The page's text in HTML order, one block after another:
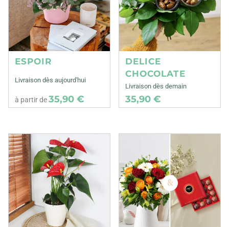
ESPOIR
Livraison dès aujourd'hui
à partir de35,90 €
DELICE
CHOCOLATE
Livraison dès demain
35,90 €